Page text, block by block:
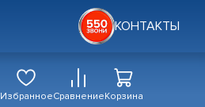
КОНТАКТЫ
ИзбранноеСравнениеКорзина